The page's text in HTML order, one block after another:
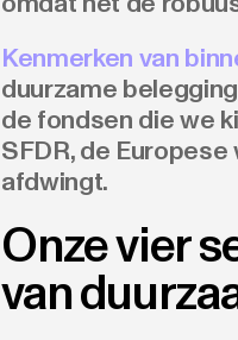
Kenmerken van
duurzame
de fondsen die we
SFDR, de
afdwingt.
Onze vier
van